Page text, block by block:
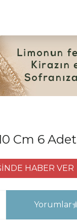
Cm 6 Adet
HABER VER
Yorumlar